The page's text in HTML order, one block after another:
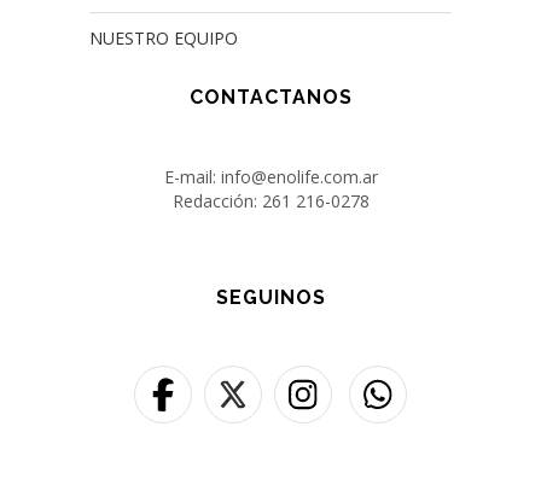
NUESTRO EQUIPO
CONTACTANOS
E-mail: info@enolife.com.ar
Redacción: 261 216-0278
SEGUINOS